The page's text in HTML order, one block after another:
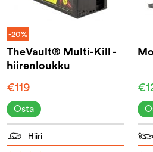
-20%
TheVault® Multi-Kill -
hiirenloukku
€119
Osta
Hiiri